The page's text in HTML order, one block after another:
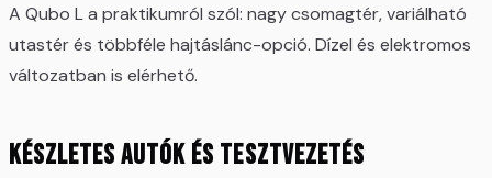
A Qubo L a praktikumról szól: nagy csomagtér, variálható
utastér és többféle hajtáslánc-opció. Dízel és elektromos
változatban is elérhető.
Készletes autók és tesztvezetés